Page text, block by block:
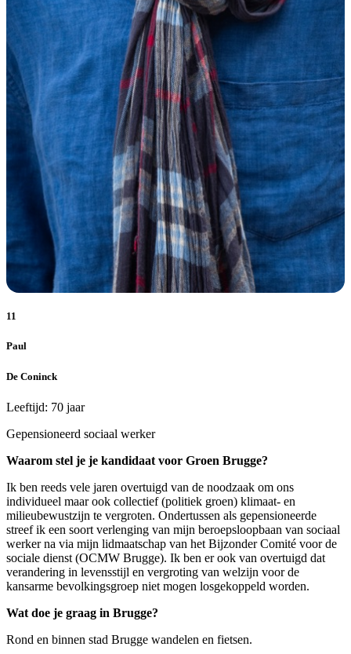
11
Paul
De Coninck
Leeftijd: 70 jaar
Gepensioneerd sociaal werker
Waarom stel je je kandidaat voor Groen Brugge?
Ik ben reeds vele jaren overtuigd van de noodzaak om ons
individueel maar ook collectief (politiek groen) klimaat- en
milieubewustzijn te vergroten. Ondertussen als gepensioneerde
streef ik een soort verlenging van mijn beroepsloopbaan van sociaal
werker na via mijn lidmaatschap van het Bijzonder Comité voor de
sociale dienst (OCMW Brugge). Ik ben er ook van overtuigd dat
verandering in levensstijl en vergroting van welzijn voor de
kansarme bevolkingsgroep niet mogen losgekoppeld worden.
Wat doe je graag in Brugge?
Rond en binnen stad Brugge wandelen en fietsen.